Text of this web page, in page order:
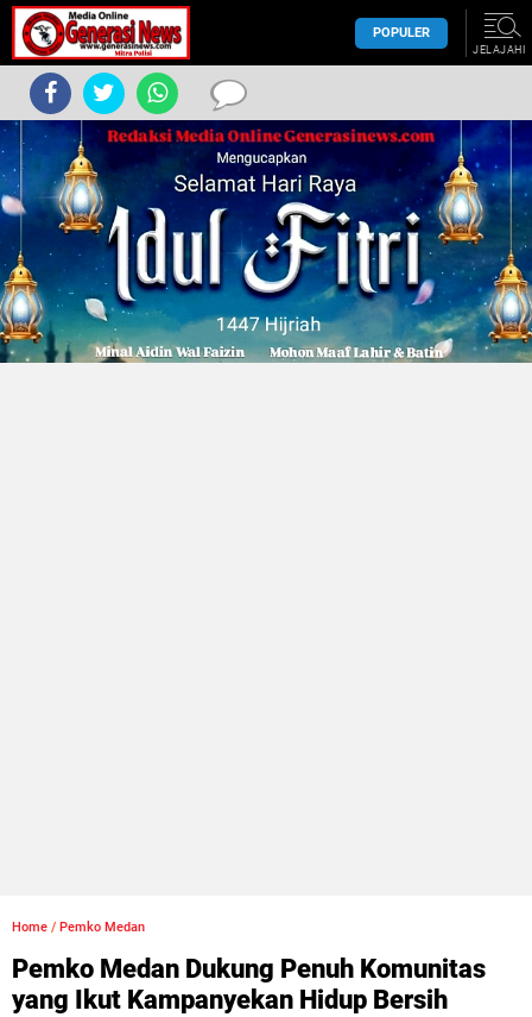
POPULER
JELAJAHI
Home / Pemko Medan
Pemko Medan Dukung Penuh Komunitas
yang Ikut Kampanyekan Hidup Bersih